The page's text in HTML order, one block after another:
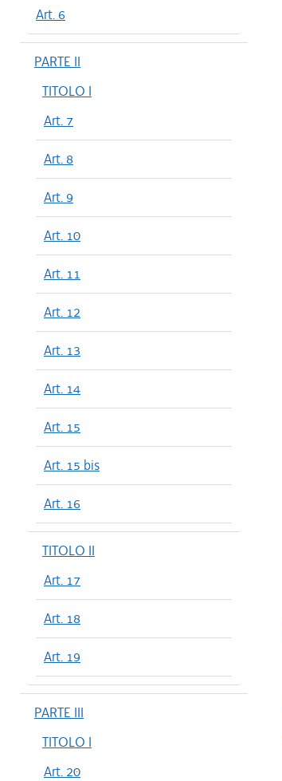
Art. 6
PARTE II
TITOLO I
Art. 7
Art. 8
Art. 9
Art. 10
Art. 11
Art. 12
Art. 13
Art. 14
Art. 15
Art. 15 bis
Art. 16
TITOLO II
Art. 17
Art. 18
Art. 19
PARTE III
TITOLO I
Art. 20